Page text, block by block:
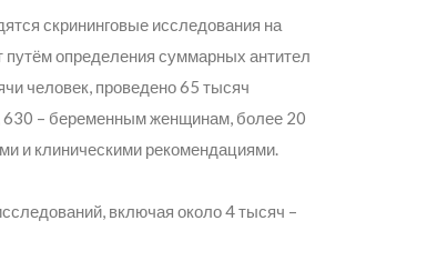
скрининговые исследования на
путём определения суммарных антител
человек, проведено 65 тысяч
630 – беременным женщинам, более 20
и клиническими рекомендациями.
включая около 4 тысяч –